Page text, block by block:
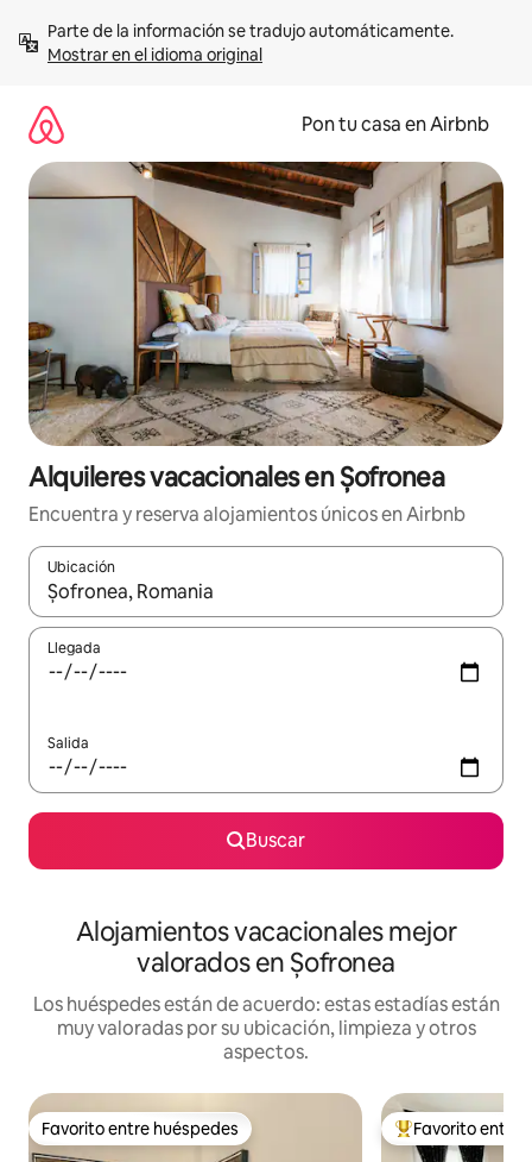
contenidoMostrar en el idioma original
Pon tu casa en Airbnb
Alquileres vacacionales en Șofronea
Encuentra y reserva alojamientos únicos en Airbnb
Ubicación
Cuando los resultados estén disponibles, navega con las
Llegada
Salida
Buscar
Alojamientos vacacionales mejor
valorados en Șofronea
Los huéspedes están de acuerdo: estas estadías están
muy valoradas por su ubicación, limpieza y otros
aspectos.
Favorito entre huéspedes
Favorito entre huéspedes Favorito entre
Favorito entre